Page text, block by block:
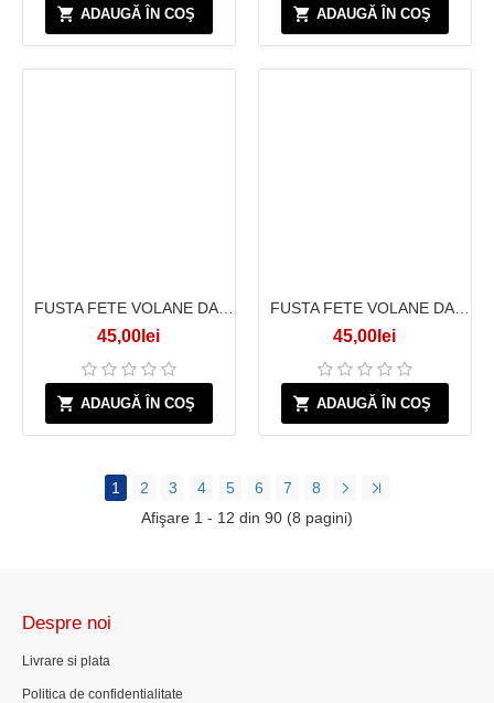
ADAUGĂ ÎN COŞ ADAUGĂ ÎN COŞ
45,00lei
ADAUGĂ ÎN COŞ
FUSTA FETE VOLANE DANTELA VERDE MENTA
45,00lei
ADAUGĂ ÎN COŞ
1 2 3 4 5 6 7
8
Afişare 1 - 12 din 90 (8 pagini)
Despre noi
Livrare si plata
Politica de confidentialitate